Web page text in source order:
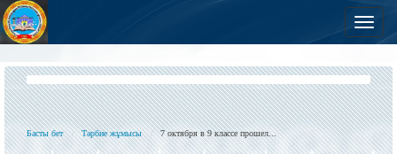
Басты бет Тәрбие жұмысы 7 октября в 9 классе прошел...